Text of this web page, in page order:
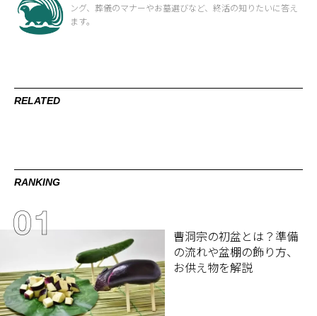
ング、葬儀のマナーやお墓選びなど、終活の知りたいに答え
ます。
RELATED
RANKING
曹洞宗の初盆とは？準備
の流れや盆棚の飾り方、
お供え物を解説